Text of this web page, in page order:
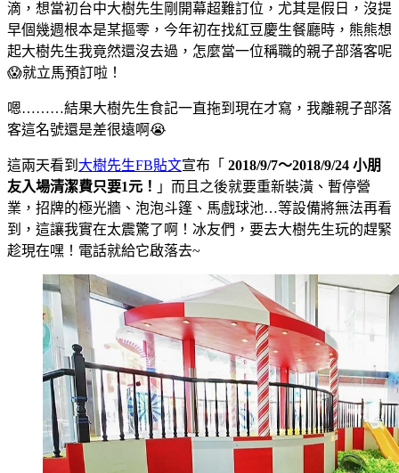
滴，想當初台中大樹先生剛開幕超難訂位，尤其是假日，沒提
早個幾週根本是某摳零，今年初在找紅豆慶生餐廳時，熊熊想
起大樹先生我竟然還沒去過，怎麼當一位稱職的親子部落客呢
😱就立馬預訂啦！
嗯………結果大樹先生食記一直拖到現在才寫，我離親子部落
客這名號還是差很遠啊😭
這兩天看到 大樹先生FB貼文宣布「 2018/9/7～2018/9/24 小朋
友入場清潔費只要1元！ 」而且之後就要重新裝潢、暫停營
業，招牌的極光牆、泡泡斗篷、馬戲球池…等設備將無法再看
到，這讓我實在太震驚了啊！冰友們，要去大樹先生玩的趕緊
趁現在嘿！電話就給它啟落去~